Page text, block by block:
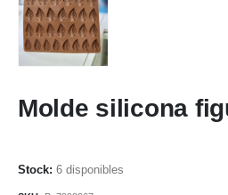
Molde silicona
6 disponibles